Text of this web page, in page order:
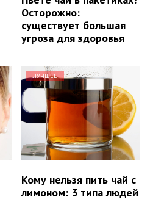
Осторожно:
существует большая
угроза для здоровья
ЛУЧШЕЕ
Кому нельзя пить чай с
лимоном: 3 типа людей